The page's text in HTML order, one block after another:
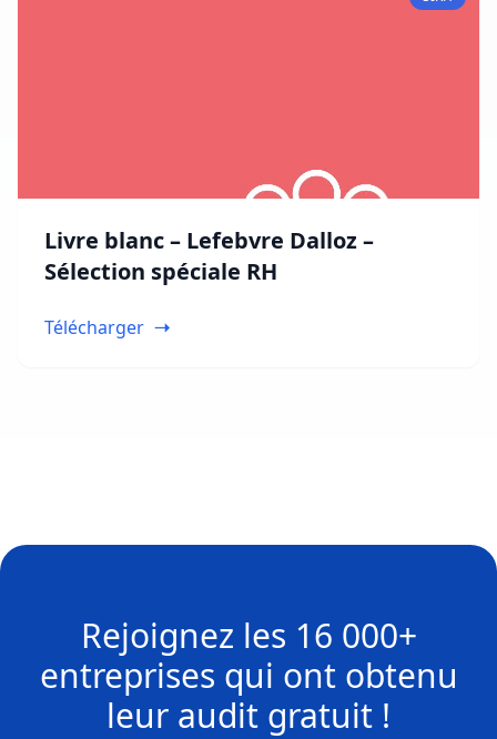
Livre blanc – Lefebvre Dalloz –
Sélection spéciale RH
Télécharger
Rejoignez les 16 000+
entreprises qui ont obtenu
leur audit gratuit !